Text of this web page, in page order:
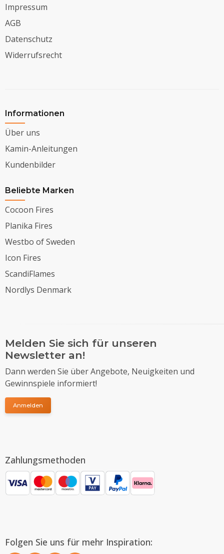
Impressum
AGB
Datenschutz
Widerrufsrecht
Informationen
Über uns
Kamin-Anleitungen
Kundenbilder
Beliebte Marken
Cocoon Fires
Planika Fires
Westbo of Sweden
Icon Fires
ScandiFlames
Nordlys Denmark
Melden Sie sich für unseren
Newsletter an!
Dann werden Sie über Angebote, Neuigkeiten und
Gewinnspiele informiert!
Anmelden
Zahlungsmethoden
Folgen Sie uns für mehr Inspiration: